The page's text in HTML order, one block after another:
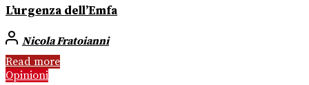
L’urgenza dell’Emfa
Nicola Fratoianni
Read more
Opinioni